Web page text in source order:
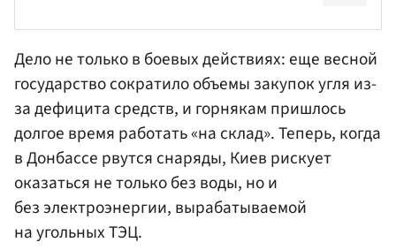
Дело не только в боевых действиях: еще весной
государство сократило объемы закупок угля из-
за дефицита средств, и горнякам пришлось
долгое время работать «на склад». Теперь, когда
в Донбассе рвутся снаряды, Киев рискует
оказаться не только без воды, но и
без электроэнергии, вырабатываемой
на угольных ТЭЦ.